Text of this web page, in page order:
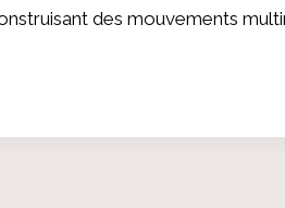
des mouvements